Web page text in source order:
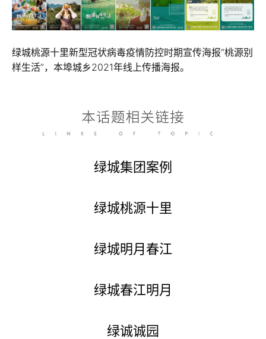
绿城桃源十里新型冠状病毒疫情防控时期宣传海报“桃源别
样生活”，本埠城乡2021年线上传播海报。
绿城集团案例
绿城桃源十里
绿城明月春江
绿城春江明月
绿诚诚园